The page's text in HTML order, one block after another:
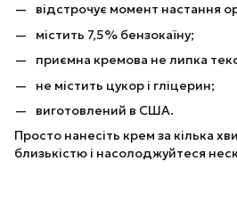
відстрочує момент настання
містить 7,5% бензокаїну;
приємна кремова не липка
не містить цукор і гліцерин;
виготовлений в США.
Просто нанесіть крем за кілька
близькістю і насолоджуйтеся